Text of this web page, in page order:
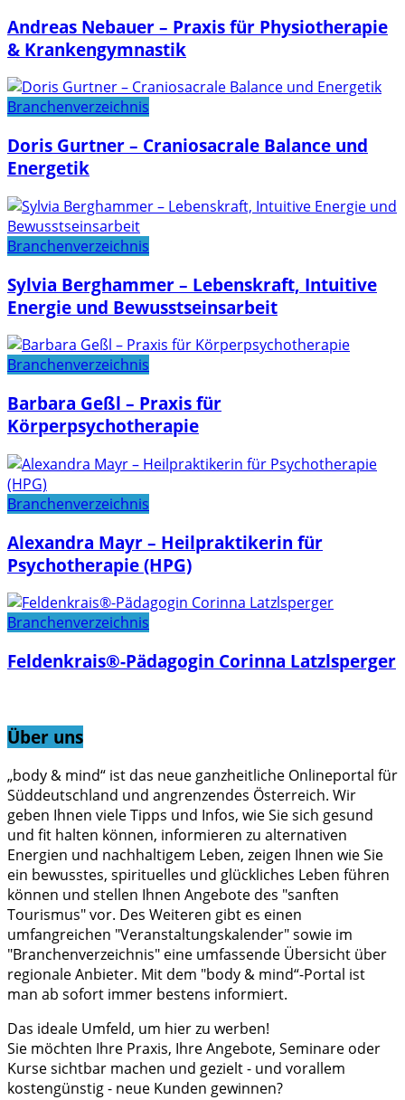
Andreas Nebauer – Praxis für Physiotherapie
& Krankengymnastik
Branchenverzeichnis
Doris Gurtner – Craniosacrale Balance und
Energetik
Branchenverzeichnis
Sylvia Berghammer – Lebenskraft, Intuitive
Energie und Bewusstseinsarbeit
Branchenverzeichnis
Barbara Geßl – Praxis für
Körperpsychotherapie
Branchenverzeichnis
Alexandra Mayr – Heilpraktikerin für
Psychotherapie (HPG)
Branchenverzeichnis
Feldenkrais®-Pädagogin Corinna Latzlsperger
Über uns
„body & mind“ ist das neue ganzheitliche Onlineportal für
Süddeutschland und angrenzendes Österreich. Wir
geben Ihnen viele Tipps und Infos, wie Sie sich gesund
und fit halten können, informieren zu alternativen
Energien und nachhaltigem Leben, zeigen Ihnen wie Sie
ein bewusstes, spirituelles und glückliches Leben führen
können und stellen Ihnen Angebote des "sanften
Tourismus" vor. Des Weiteren gibt es einen
umfangreichen "Veranstaltungskalender" sowie im
"Branchenverzeichnis" eine umfassende Übersicht über
regionale Anbieter. Mit dem "body & mind“-Portal ist
man ab sofort immer bestens informiert.
Das ideale Umfeld, um hier zu werben!
Sie möchten Ihre Praxis, Ihre Angebote, Seminare oder
Kurse sichtbar machen und gezielt - und vorallem
kostengünstig - neue Kunden gewinnen?